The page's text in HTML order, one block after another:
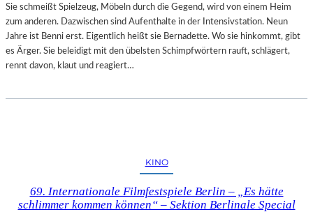
Sie schmeißt Spielzeug, Möbeln durch die Gegend, wird von einem Heim
zum anderen. Dazwischen sind Aufenthalte in der Intensivstation. Neun
Jahre ist Benni erst. Eigentlich heißt sie Bernadette. Wo sie hinkommt, gibt
es Ärger. Sie beleidigt mit den übelsten Schimpfwörtern rauft, schlägert,
rennt davon, klaut und reagiert…
KINO
69. Internationale Filmfestspiele Berlin – „Es hätte
schlimmer kommen können“ – Sektion Berlinale Special